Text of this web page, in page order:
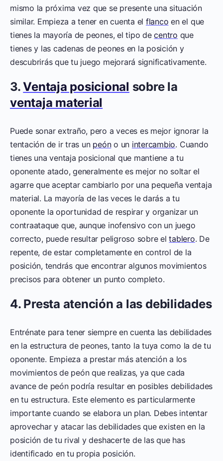
mismo la próxima vez que se presente una situación
similar. Empieza a tener en cuenta el flanco en el que
tienes la mayoría de peones, el tipo decentro que
tienes y las cadenas de peones en la posición y
descubrirás que tu juego mejorará significativamente.
3.Ventaja posicional sobre la
ventaja material
Puede sonar extraño, pero a veces es mejor ignorar la
tentación de ir tras un peóno un intercambio. Cuando
tienes una ventaja posicional que mantiene a tu
oponente atado, generalmente es mejor no soltar el
agarre que aceptar cambiarlo por una pequeña ventaja
material. La mayoría de las veces le darás a tu
oponente la oportunidad de respirar y organizar un
contraataque que, aunque inofensivo con un juego
correcto, puede resultar peligroso sobre eltablero. De
repente, de estar completamente en control de la
posición, tendrás que encontrar algunos movimientos
precisos para obtener un punto completo.
4. Presta atención a las debilidades
Entrénate para tener siempre en cuenta las debilidades
en la estructura de peones, tanto la tuya como la de tu
oponente. Empieza a prestar más atención a los
movimientos de peón que realizas, ya que cada
avance de peón podría resultar en posibles debilidades
en tu estructura. Este elemento es particularmente
importante cuando se elabora un plan. Debes intentar
aprovechar y atacar las debilidades que existen en la
posición de tu rival y deshacerte de las que has
identificado en tu propia posición.